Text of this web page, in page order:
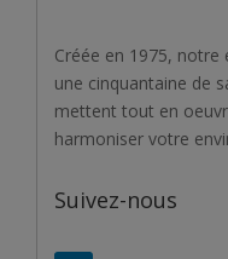
Créée en 1975, notre
une cinquantaine de
mettent tout en
harmoniser votre
Suivez-nous